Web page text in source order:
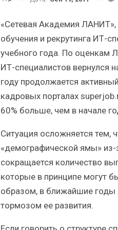
«Сетевая Академия ЛАНИТ»,
обучения и рекрутинга ИТ-
учебного года. По оценкам
ИТ-специалистов вернулся
году продолжается
кадровых порталах
60% больше, чем в начале
Ситуация осложняется тем,
«демографической ямы»
сокращается количество
которые в принципе могут
образом, в ближайшие
тормозом ее развития.
Итоги и
ИБП
Отрасль ИБП в